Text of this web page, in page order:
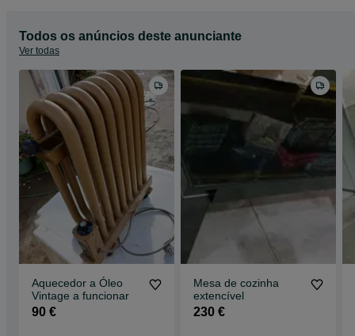
Todos os anúncios deste anunciante
Ver todas
Aquecedor a Óleo
Vintage a funcionar
90 €
Mesa de cozinha
extencível
230 €